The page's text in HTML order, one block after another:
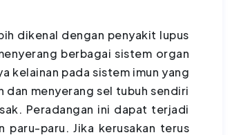
dikenal dengan penyakit lupus
berbagai sistem organ
kelainan pada sistem imun yang
dan menyerang sel tubuh sendiri
Peradangan ini dapat terjadi
paru. Jika kerusakan terus